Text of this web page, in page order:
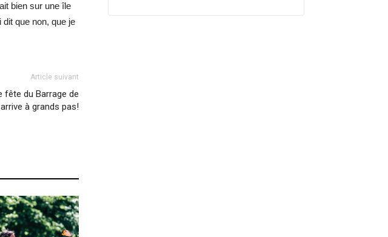
bien sur une île
que non, que je
Article suivant
fête du Barrage de
à grands pas!